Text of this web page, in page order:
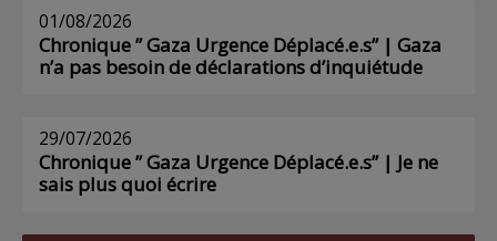
01/08/2026
Chronique ” Gaza Urgence Déplacé.e.s” | Gaza
n’a pas besoin de déclarations d’inquiétude
29/07/2026
Chronique ” Gaza Urgence Déplacé.e.s” | Je ne
sais plus quoi écrire